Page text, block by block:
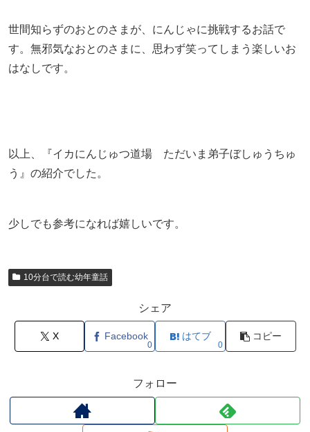
世間知らずのおとのさまが、にんじゃに挑戦するお話で
す。無邪気なおとのさまに、思わず笑ってしまう楽しいお
はなしです。
以上、『イカにんじゅつ道場 ただいま弟子ぼしゅうちゅ
う』の紹介でした。
少しでも参考になれば嬉しいです。
10分台で読む幼年童話
シェア
X Facebook
0
はてブ
0
コピー
フォロー